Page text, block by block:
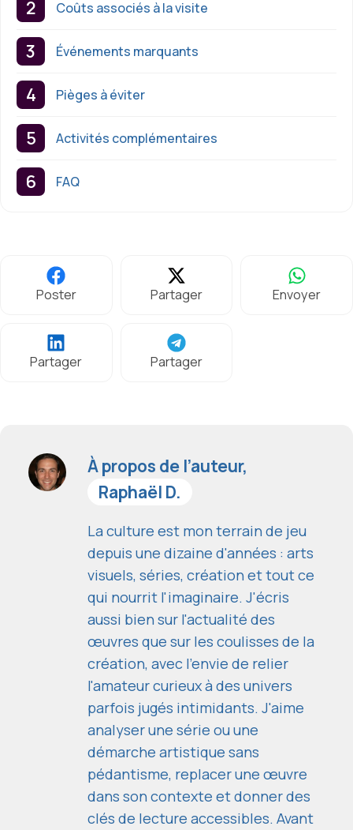
Coûts associés à la visite
Événements marquants
Pièges à éviter
Activités complémentaires
FAQ
Poster Partager Envoyer
Partager Partager
À propos de l’auteur,
Raphaël D.
La culture est mon terrain de jeu
depuis une dizaine d'années : arts
visuels, séries, création et tout ce
qui nourrit l'imaginaire. J'écris
aussi bien sur l'actualité des
œuvres que sur les coulisses de la
création, avec l'envie de relier
l'amateur curieux à des univers
parfois jugés intimidants. J'aime
analyser une série ou une
démarche artistique sans
pédantisme, replacer une œuvre
dans son contexte et donner des
clés de lecture accessibles. Avant